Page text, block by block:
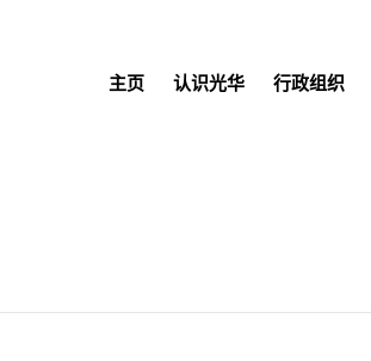
主页 认识光华 行政组织